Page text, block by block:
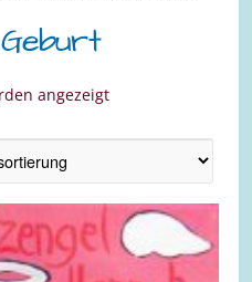
angezeigt